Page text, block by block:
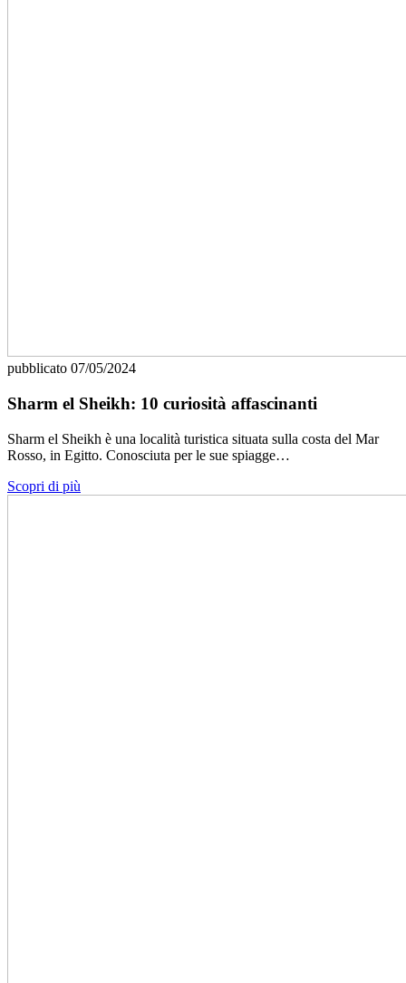
pubblicato 07/05/2024
Sharm el Sheikh: 10 curiosità affascinanti
Sharm el Sheikh è una località turistica situata sulla costa del Mar
Rosso, in Egitto. Conosciuta per le sue spiagge…
Scopri di più